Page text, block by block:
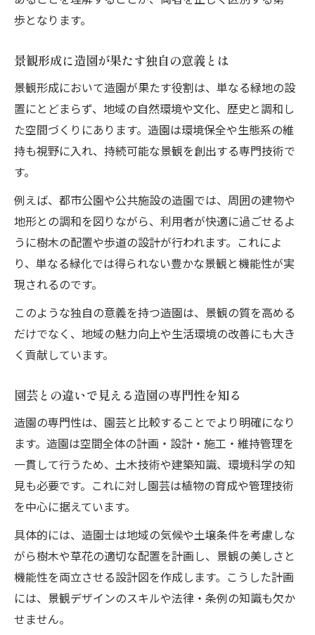
歩となります。
景観形成に造園が果たす独自の意義とは
景観形成において造園が果たす役割は、単なる緑地の設
置にとどまらず、地域の自然環境や文化、歴史と調和し
た空間づくりにあります。造園は環境保全や生態系の維
持も視野に入れ、持続可能な景観を創出する専門技術で
す。
例えば、都市公園や公共施設の造園では、周囲の建物や
地形との調和を図りながら、利用者が快適に過ごせるよ
うに樹木の配置や歩道の設計が行われます。これによ
り、単なる緑化では得られない豊かな景観と機能性が実
現されるのです。
このような独自の意義を持つ造園は、景観の質を高める
だけでなく、地域の魅力向上や生活環境の改善にも大き
く貢献しています。
園芸との違いで見える造園の専門性を知る
造園の専門性は、園芸と比較することでより明確になり
ます。造園は空間全体の計画・設計・施工・維持管理を
一貫して行うため、土木技術や建築知識、環境科学の知
見も必要です。これに対し園芸は植物の育成や管理技術
を中心に据えています。
具体的には、造園士は地域の気候や土壌条件を考慮しな
がら樹木や草花の適切な配置を計画し、景観の美しさと
機能性を両立させる設計図を作成します。こうした計画
には、景観デザインのスキルや法律・条例の知識も欠か
せません。